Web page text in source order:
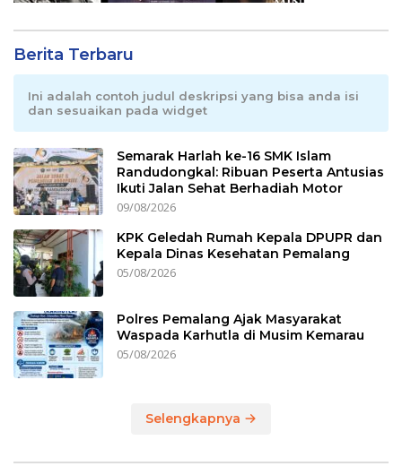
Berita Terbaru
Ini adalah contoh judul deskripsi yang bisa anda isi
dan sesuaikan pada widget
Semarak Harlah ke-16 SMK Islam
Randudongkal: Ribuan Peserta Antusias
Ikuti Jalan Sehat Berhadiah Motor
09/08/2026
KPK Geledah Rumah Kepala DPUPR dan
Kepala Dinas Kesehatan Pemalang
05/08/2026
Polres Pemalang Ajak Masyarakat
Waspada Karhutla di Musim Kemarau
05/08/2026
Selengkapnya